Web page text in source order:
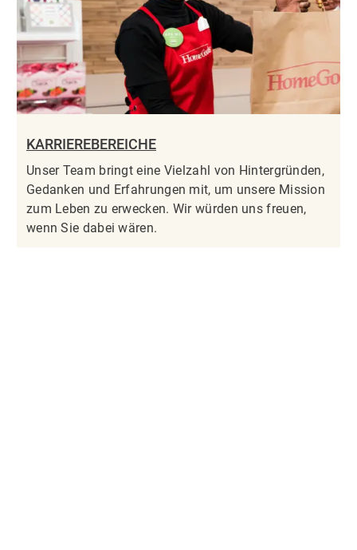
KARRIEREBEREICHE
Unser Team bringt eine Vielzahl von Hintergründen,
Gedanken und Erfahrungen mit, um unsere Mission
zum Leben zu erwecken. Wir würden uns freuen,
wenn Sie dabei wären.